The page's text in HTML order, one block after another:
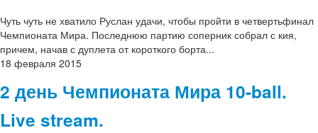
Чуть чуть не хватило Руслан удачи, чтобы пройти в четвертьфинал
Чемпионата Мира. Последнюю партию соперник собрал с кия,
причем, начав с дуплета от короткого борта...
18 февраля 2015
2 день Чемпионата Мира 10-ball.
Live stream.